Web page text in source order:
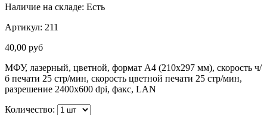
Наличие на складе: Есть
Артикул: 211
40,00 руб
МФУ, лазерный, цветной, формат A4 (210x297 мм), скорость ч/
б печати 25 стр/мин, скорость цветной печати 25 стр/мин,
разрешение 2400x600 dpi, факс, LAN
Количество: